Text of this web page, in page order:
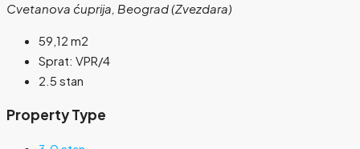
Cvetanova ćuprija, Beograd (Zvezdara)
59,12 m2
Sprat: VPR/4
2.5 stan
Property Type